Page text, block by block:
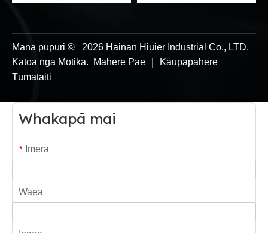
Mana pupuri © 2026 Hainan Hiuier Industrial Co., LTD.
Katoa nga Motika.
Mahere Pae
Kaupapahere
Tūmataiti
Whakapā mai
* Īmēra
Waea